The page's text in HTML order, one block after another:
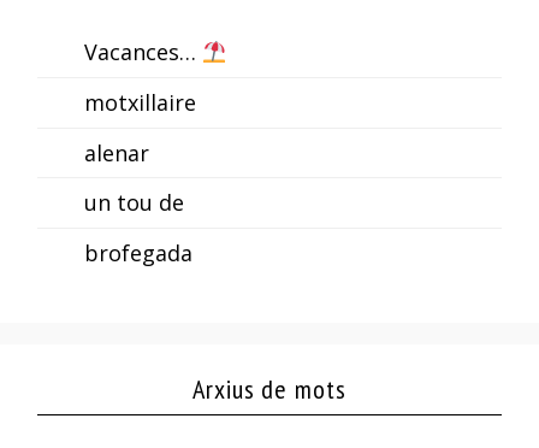
Vacances…
motxillaire
alenar
un tou de
brofegada
Arxius de mots